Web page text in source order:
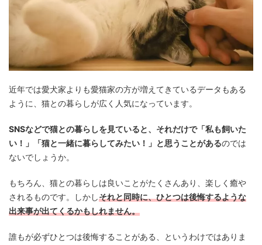
近年では愛犬家よりも愛猫家の方が増えてきているデータもある
ように、猫との暮らしが広く人気になっています。
SNSなどで猫との暮らしを見ていると、それだけで「私も飼いた
い！」「猫と一緒に暮らしてみたい！」と思うことがあるのでは
ないでしょうか。
もちろん、猫との暮らしは良いことがたくさんあり、楽しく癒や
されるものです。しかしそれと同時に、ひとつは後悔するような
出来事が出てくるかもしれません。
誰もが必ずひとつは後悔することがある、というわけではありま